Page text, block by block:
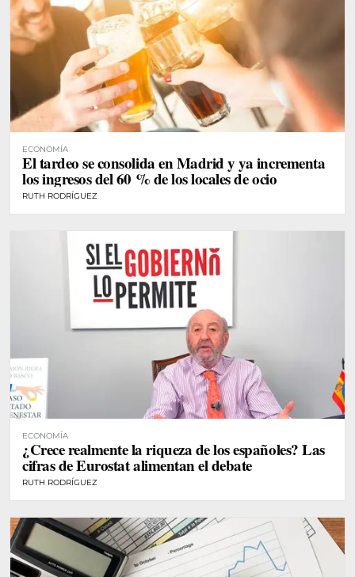
ECONOMÍA
El tardeo se consolida en Madrid y ya incrementa
los ingresos del 60 % de los locales de ocio
RUTH RODRÍGUEZ
ECONOMÍA
¿Crece realmente la riqueza de los españoles? Las
cifras de Eurostat alimentan el debate
RUTH RODRÍGUEZ